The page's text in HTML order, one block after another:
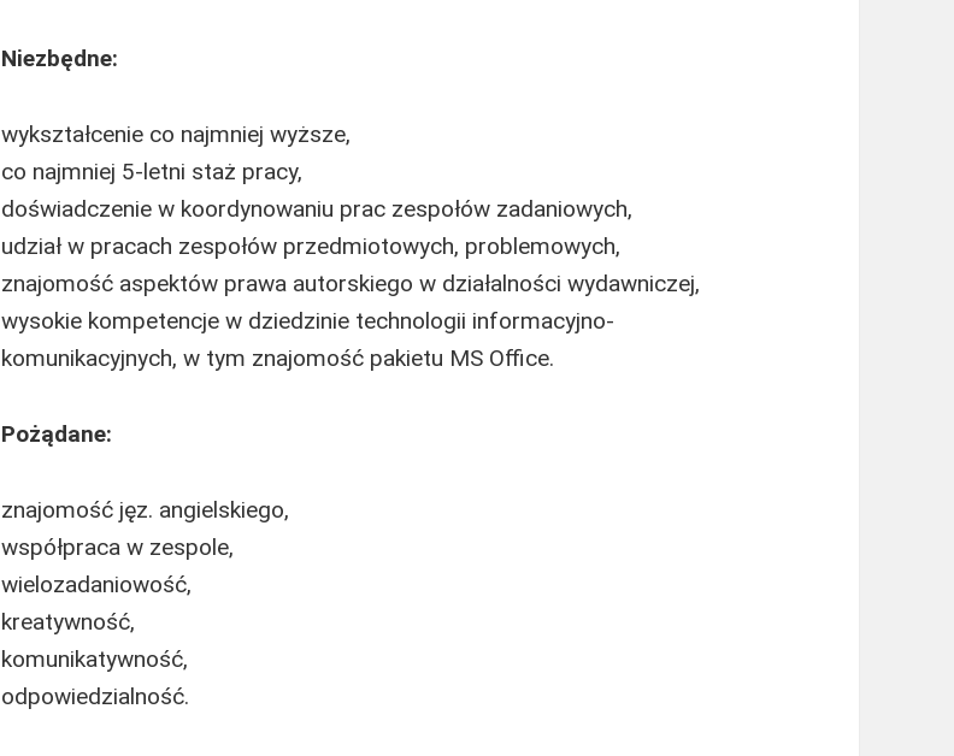
Niezbędne:
wykształcenie co najmniej wyższe,
co najmniej 5-letni staż pracy,
doświadczenie w koordynowaniu prac zespołów zadaniowych,
udział w pracach zespołów przedmiotowych, problemowych,
znajomość aspektów prawa autorskiego w działalności wydawniczej,
wysokie kompetencje w dziedzinie technologii informacyjno-
komunikacyjnych, w tym znajomość pakietu MS Office.
Pożądane:
znajomość jęz. angielskiego,
współpraca w zespole,
wielozadaniowość,
kreatywność,
komunikatywność,
odpowiedzialność.